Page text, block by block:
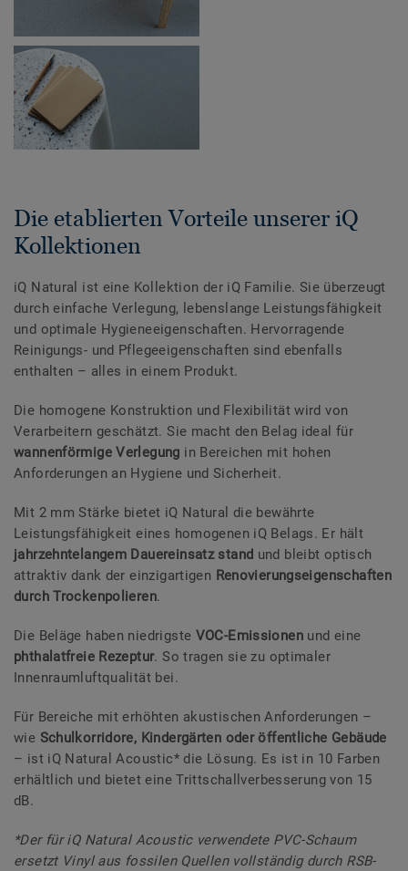
Die etablierten Vorteile unserer iQ
Kollektionen
iQ Natural ist eine Kollektion der iQ Familie. Sie überzeugt
durch einfache Verlegung, lebenslange Leistungsfähigkeit
und optimale Hygieneeigenschaften. Hervorragende
Reinigungs- und Pflegeeigenschaften sind ebenfalls
enthalten – alles in einem Produkt.
Die homogene Konstruktion und Flexibilität wird von
Verarbeitern geschätzt. Sie macht den Belag ideal für
wannenförmige Verlegung in Bereichen mit hohen
Anforderungen an Hygiene und Sicherheit.
Mit 2 mm Stärke bietet iQ Natural die bewährte
Leistungsfähigkeit eines homogenen iQ Belags. Er hält
jahrzehntelangem Dauereinsatz stand und bleibt optisch
attraktiv dank der einzigartigen Renovierungseigenschaften
durch Trockenpolieren.
Die Beläge haben niedrigste VOC-Emissionenund eine
phthalatfreie Rezeptur. So tragen sie zu optimaler
Innenraumluftqualität bei.
Für Bereiche mit erhöhten akustischen Anforderungen –
wie Schulkorridore, Kindergärten oder öffentliche Gebäude
– ist iQ Natural Acoustic* die Lösung. Es ist in 10 Farben
erhältlich und bietet eine Trittschallverbesserung von 15
dB.
*Der für iQ Natural Acoustic verwendete PVC-Schaum
ersetzt Vinyl aus fossilen Quellen vollständig durch RSB-